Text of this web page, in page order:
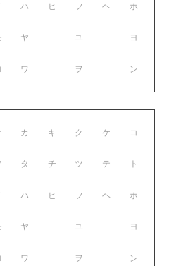
ハ ヒ フ ヘ ホ
ヤ ユ ヨ
ワ ヲ ン
カ キ ク ケ コ
タ チ ツ テ ト
ハ ヒ フ ヘ ホ
ヤ ユ ヨ
ワ ヲ ン